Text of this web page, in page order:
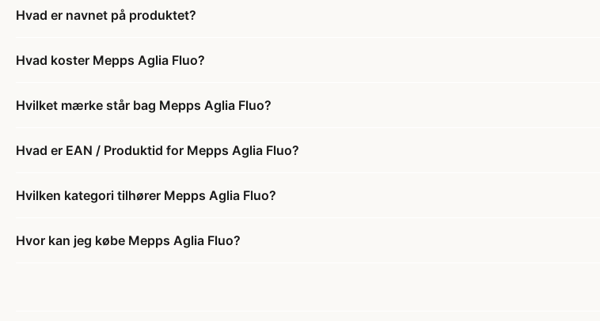
Hvad er navnet på produktet?
Hvad koster Mepps Aglia Fluo?
Hvilket mærke står bag Mepps Aglia Fluo?
Hvad er EAN / Produktid for Mepps Aglia Fluo?
Hvilken kategori tilhører Mepps Aglia Fluo?
Hvor kan jeg købe Mepps Aglia Fluo?